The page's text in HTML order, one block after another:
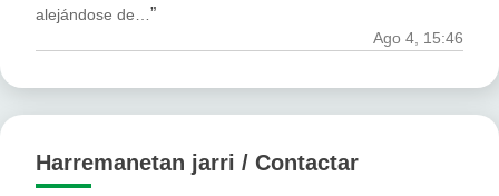
alejándose de… ”
Ago 4, 15:46
Harremanetan jarri / Contactar